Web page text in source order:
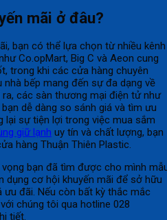
mãi ở đâu?
bạn có thể lựa chọn từ nhiều kênh
Co.opMart, Big C và Aeon cung
trong khi các cửa hàng chuyên
nhà bếp mang đến sự đa dạng về
các sàn thương mại điện tử như
dễ dàng so sánh giá và tìm ưu
lại sự tiện lợi trong việc mua sắm
giữ lạnh uy tín và chất lượng, bạn
hàng Thuận Thiên Plastic.
bạn đã tìm được cho mình
dụng cơ hội khuyến mãi để sở hữu
đãi. Nếu còn bất kỳ thắc mắc
chúng tôi qua hotline 028
tiết.